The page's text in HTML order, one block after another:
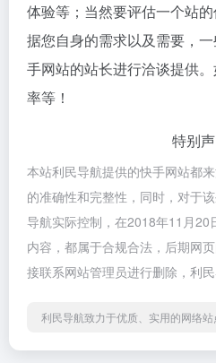
体验等；当然要评估一个站
据您自身的需求以及需要，
手网站的站长进行洽谈提供
率等！
特别
本站利民导航提供的快手网站都
的准确性和完整性，同时，对于
导航实际控制，在2018年11月20
内容，都属于合规合法，后期网
接联系网站管理员进行删除，利
利民导航致力于优质、实用的网络站